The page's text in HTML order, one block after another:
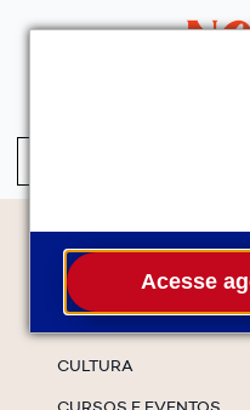
Acesse
Temas
CULTURA